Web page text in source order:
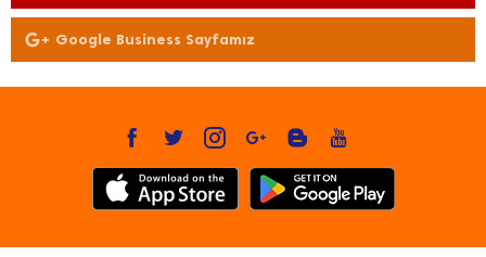
Google Business Sayfamız